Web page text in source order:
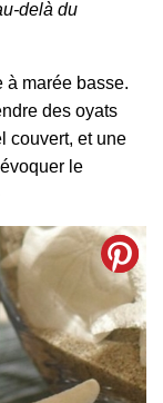
delà du
à marée basse.
des oyats
couvert, et une
le